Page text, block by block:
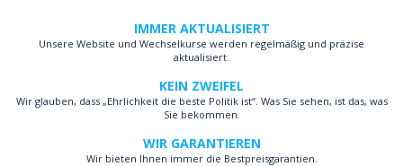
IMMER AKTUALISIERT
Unsere Website und Wechselkurse werden regelmäßig und präzise
aktualisiert.
KEIN ZWEIFEL
Wir glauben, dass „Ehrlichkeit die beste Politik ist“. Was Sie sehen, ist das, was
Sie bekommen.
WIR GARANTIEREN
Wir bieten Ihnen immer die Bestpreisgarantien.